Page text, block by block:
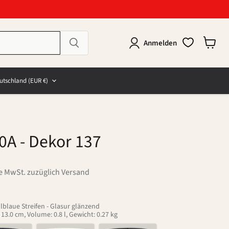
Anmelden
(EUR €)
- Dekor 137
MwSt. zuzüglich Versand
Streifen - Glasur glänzend
cm, Volume: 0.8 l, Gewicht: 0.27 kg